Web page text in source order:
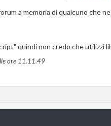
a memoria di qualcuno che
quindi non credo che utilizzi
ore 11.11.49